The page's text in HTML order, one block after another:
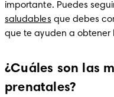
importante. Puedes
saludables que debes
que te ayuden a obtener
¿Cuáles son las
prenatales?